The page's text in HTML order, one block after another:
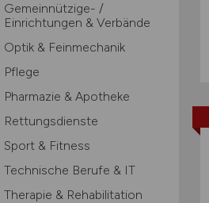
Gemeinnützige- /
Einrichtungen & Verbände
Optik & Feinmechanik
Pflege
Pharmazie & Apotheke
Rettungsdienste
Sport & Fitness
Technische Berufe & IT
Therapie & Rehabilitation